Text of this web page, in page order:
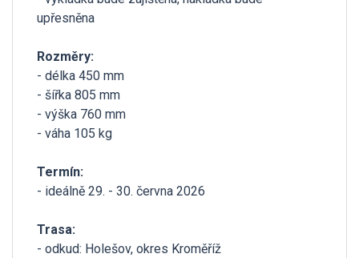
upřesněna
Rozměry:
- délka 450 mm
- šířka 805 mm
- výška 760 mm
- váha 105 kg
Termín:
- ideálně 29. - 30. června 2026
Trasa:
- odkud: Holešov, okres Kroměříž